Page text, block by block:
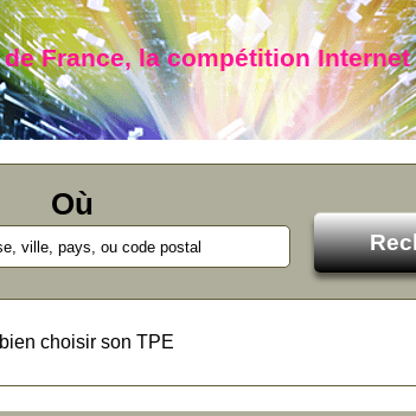
France, la compétition
Où
choisir son TPE